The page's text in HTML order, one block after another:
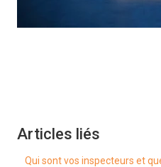
Articles liés
Qui sont vos inspecteurs et